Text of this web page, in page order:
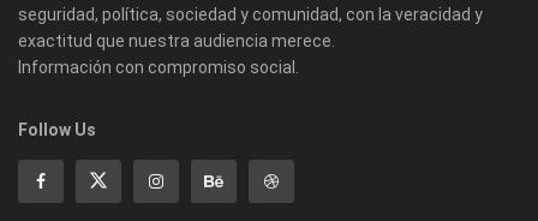
seguridad, política, sociedad y comunidad, con la veracidad y
exactitud que nuestra audiencia merece.
Información con compromiso social.
Follow Us